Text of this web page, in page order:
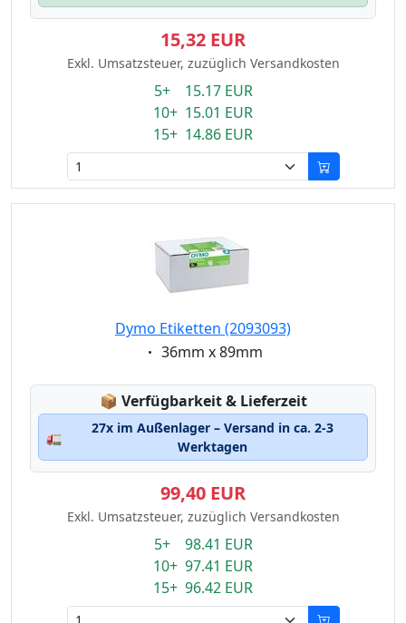
15,32 EUR
Exkl. Umsatzsteuer, zuzüglich Versandkosten
5+ 15.17 EUR
10+ 15.01 EUR
15+ 14.86 EUR
Dymo Etiketten (2093093)
Eigenschaft:
36mm x 89mm
📦 Lagerstatus:
Verfügbarkeit & Lieferzeit
🚛
27x im Außenlager – Versand in ca. 2-3
Werktagen
99,40 EUR
Exkl. Umsatzsteuer, zuzüglich Versandkosten
5+ 98.41 EUR
10+ 97.41 EUR
15+ 96.42 EUR